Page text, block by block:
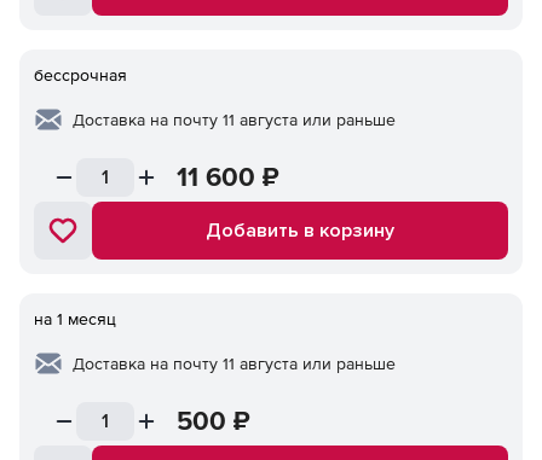
бессрочная
Доставка на почту 11 августа или раньше
11 600 ₽
Добавить в корзину
на 1 месяц
Доставка на почту 11 августа или раньше
500 ₽